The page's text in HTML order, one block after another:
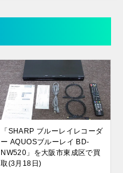
「SHARP ブルーレイレコーダ
ー AQUOSブルーレイ BD-
NW520」を大阪市東成区で買
取(3月18日)